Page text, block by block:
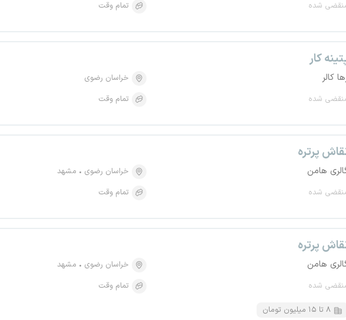
شده
تمام وقت
کار
کالر
شده
خراسان رضوی
تمام وقت
پرتره
هامن
شده
خراسان رضوی
مشهد
تمام وقت
پرتره
هامن
شده
خراسان رضوی
مشهد
تمام وقت
۸ تا ۱۵ میلیون تومان